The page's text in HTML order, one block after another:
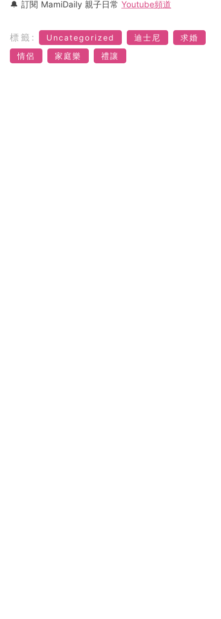
🔔 訂閱 MamiDaily 親子日常 Youtube頻道
標籤: Uncategorized 迪士尼
求婚
情侶
家庭樂 禮讓